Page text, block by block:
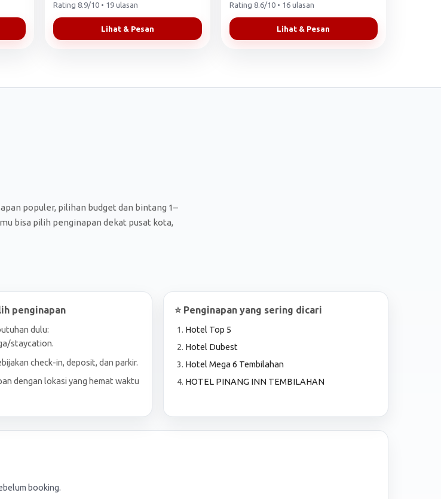
Rating 8.9/10 • 19 ulasan
Lihat & Pesan
Rating 8.6/10 • 16 ulasan
Lihat & Pesan
populer, pilihan budget dan bintang 1–
bisa pilih penginapan dekat pusat kota,
penginapan
dulu:
staycation.
check-in, deposit, dan parkir.
dengan lokasi yang hemat waktu
⭐ Penginapan yang sering dicari
Hotel Top 5
Hotel Dubest
Hotel Mega 6 Tembilahan
HOTEL PINANG INN TEMBILAHAN
booking.